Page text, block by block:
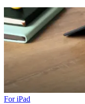
For iPad